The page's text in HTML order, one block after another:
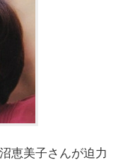
恵美子さんが迫力